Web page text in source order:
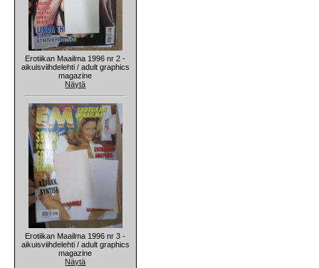
Erotiikan Maailma 1996 nr 2 -
aikuisviihdelehti / adult graphics
magazine
Näytä
Erotiikan Maailma 1996 nr 3 -
aikuisviihdelehti / adult graphics
magazine
Näytä